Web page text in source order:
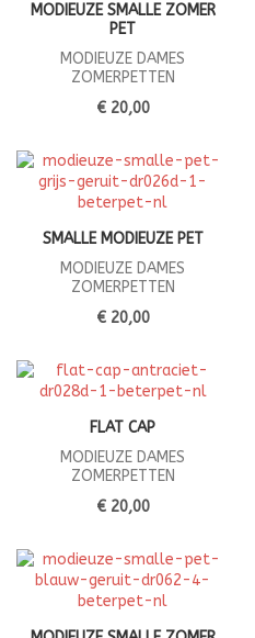
MODIEUZE SMALLE ZOMER
PET
MODIEUZE DAMES
ZOMERPETTEN
€ 20,00
SMALLE MODIEUZE PET
MODIEUZE DAMES
ZOMERPETTEN
€ 20,00
FLAT CAP
MODIEUZE DAMES
ZOMERPETTEN
€ 20,00